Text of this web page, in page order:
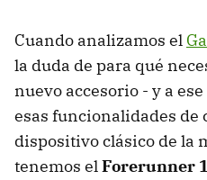
Cuando analizamos el
la duda de para qué
nuevo accesorio - y a
esas funcionalidades
dispositivo clásico de la
tenemos elForerunner